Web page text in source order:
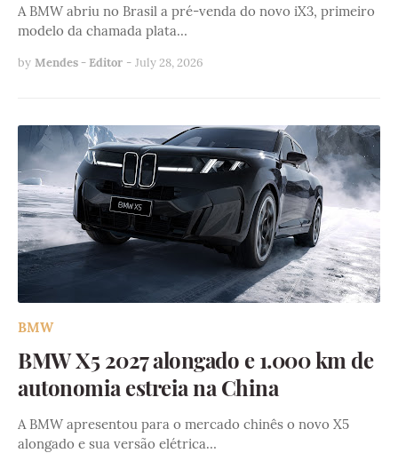
A BMW abriu no Brasil a pré-venda do novo iX3, primeiro
modelo da chamada plata…
by Mendes - Editor - July 28, 2026
BMW
BMW X5 2027 alongado e 1.000 km de
autonomia estreia na China
A BMW apresentou para o mercado chinês o novo X5
alongado e sua versão elétrica…